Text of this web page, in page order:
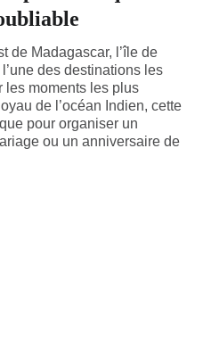
de Madagascar, l’île de
des destinations les
les moments les plus
de l’océan Indien, cette
pour organiser un
ou un anniversaire de